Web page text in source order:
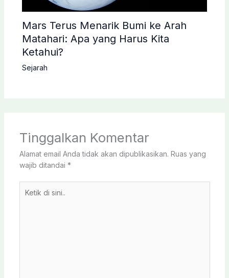
Mars Terus Menarik Bumi ke Arah
Matahari: Apa yang Harus Kita
Ketahui?
Sejarah
Tinggalkan Komentar
Alamat email Anda tidak akan dipublikasikan. Ruas yang
wajib ditandai *